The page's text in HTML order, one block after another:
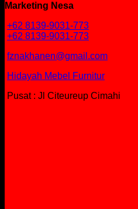
Marketing Nesa
+62 8139-9031-773
+62 8139-9031-773
fznakhanen@gmail.com
Hidayah Mebel Furnitur
Pusat : Jl Citeureup Cimahi